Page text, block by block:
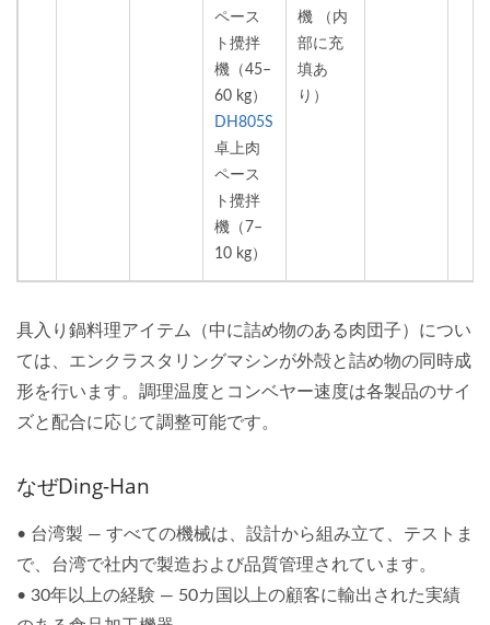
ペース
ト攪拌
機（45–
60 kg）
DH805S
卓上肉
ペース
ト攪拌
機（7–
10 kg）
機
（内
部に充
填あ
り）
具入り鍋料理アイテム（中に詰め物のある肉団子）につい
ては、エンクラスタリングマシンが外殻と詰め物の同時成
形を行います。調理温度とコンベヤー速度は各製品のサイ
ズと配合に応じて調整可能です。
なぜDing-Han
• 台湾製 — すべての機械は、設計から組み立て、テストま
で、台湾で社内で製造および品質管理されています。
• 30年以上の経験 — 50カ国以上の顧客に輸出された実績